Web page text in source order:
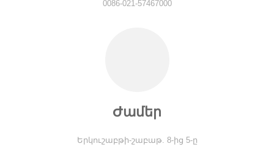
0086-021-57467000
Ժամեր
Երկուշաբթի-շաբաթ. 8-ից 5-ը